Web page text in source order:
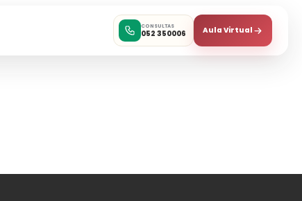
CONSULTAS
052 350006 Aula Virtual